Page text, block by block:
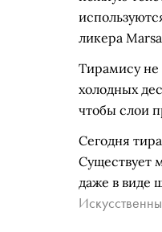
ликера
Тирамису не
холодных
чтобы слои
Сегодня
Существует
даже в виде